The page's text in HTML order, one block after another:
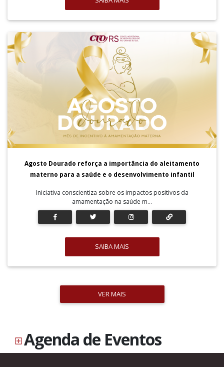
Agosto Dourado reforça a importância do aleitamento
materno para a saúde e o desenvolvimento infantil
Iniciativa conscientiza sobre os impactos positivos da
amamentação na saúde m...
SAIBA MAIS
VER MAIS
Agenda de Eventos